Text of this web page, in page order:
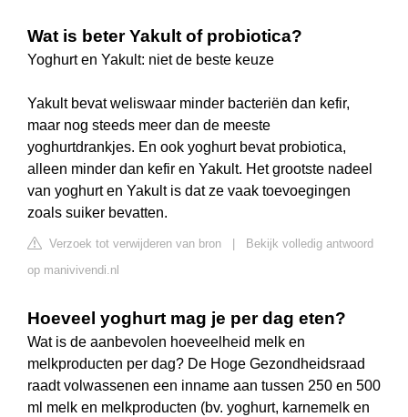
Wat is beter Yakult of probiotica?
Yoghurt en Yakult: niet de beste keuze
Yakult bevat weliswaar minder bacteriën dan kefir,
maar nog steeds meer dan de meeste
yoghurtdrankjes. En ook yoghurt bevat probiotica,
alleen minder dan kefir en Yakult. Het grootste nadeel
van yoghurt en Yakult is dat ze vaak toevoegingen
zoals suiker bevatten.
Verzoek tot verwijderen van bron
Bekijk volledig antwoord
op manivivendi.nl
Hoeveel yoghurt mag je per dag eten?
Wat is de aanbevolen hoeveelheid melk en
melkproducten per dag? De Hoge Gezondheidsraad
raadt volwassenen een inname aan tussen 250 en 500
ml melk en melkproducten (bv. yoghurt, karnemelk en